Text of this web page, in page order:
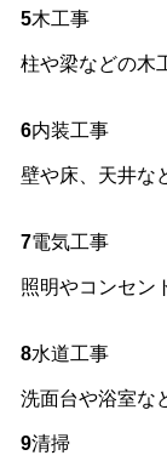
5木工事
柱や梁などの木
6内装工事
壁や床、天井な
7電気工事
照明やコンセン
8水道工事
洗面台や浴室な
9清掃